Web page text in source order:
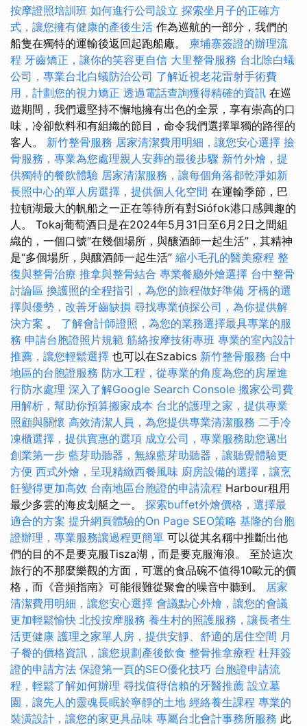
按摩證照培訓班 如何進行公司設立 探索坐月子的正確方
式，讓您擁有健康的產後生活 作為巡航的一部分，我們的
船隻在獨特的運輸後返回起跑船廠。 柬埔寨簽證的辦理流
程 牙齒矯正，讓你的笑容更自信 大里整骨服務 台北除白蟻
公司，專業台北白蟻防治公司 了解近視老花雷射手術費
用，計劃您的視力矯正 透過電話查詢獲得精確的資訊 在巡
遊期間，我們還堅持不懈地擁有出色的全景，享有崇高的口
味，冷卻飲料和有組織的節目，命令我們選擇單獨的路徑的
客人。 新竹整骨服務 居家清潔費用明細，讓您安心選擇 撿
骨服務，專業為您處理親人安葬的最後步驟 新竹外燴，提
供獨特的餐飲體驗 居家清潔服務，讓每個角落都乾淨如新
長照中心的單人房選擇，提供個人化空間 在運輸季節，巴
拉頓湖最大的帆船之一正在等待所有對Siófok港口感興趣的
人。 Tokaj葡萄酒日是在2024年5月31日至6月2日之間組
織的，一個口號“在幾個場所，與釀酒師一起生活”，其精神
是“多個場所，與釀酒師一起生活” 縮小毛孔的醫美療程 整
復與整骨治療 推拿與整骨結合 專業餐廳外燴選擇 台中整骨
討論區 換護照的全程指引，為您的旅程做好準備 牙橋的選
擇與優勢，改善牙齒缺損 尋找專業偵探公司，為你提供解
決方案 。 了解會計師證照，為您的業務選擇最具專業的服
務 申請台胞證照片規範 筋絡按摩技術專班 專業的室內設計
推薦，讓您輕鬆選擇 也可以在Szabics 新竹整骨服務 台中
地區的台胞證服務 防水工程，從專業的角度為您的房屋進
行防水處理 深入了解Google Search Console 搬家公司費
用解析，幫助你預算搬家成本 台北的護理之家，提供專業
照顧與關懷 高效清潔人員，為您提供專業清潔服務 二手冷
凍櫃選擇，提供實惠的選項 成立公司，專業服務助您邁出
創業第一步 藍芽助聽器，無線藍芽助聽器，讓聽覺體驗更
方便 西式外燴，呈現精緻西餐風味 廚房設備的選擇，讓烹
飪變得更加高效 台南地區台胞證的申請流程 Harbour租用
最少多雲的海皮划艇之一。 探索buffet外燴價格，選擇最
適合的方案 提升網頁體驗的On Page SEO策略 基隆的台胞
證辦理，專業服務讓過程更簡單 可以從其名稱中推斷出他
們的目的不是要克服Tisza湖，而是要克服海浪。 至於這次
旅行的不那麼樂觀的方面，可選的食品碗不值得10歐元的價
格，而《音頻指南》可能很難從聚會的噪音中聽到。 居家
清潔費用明細，讓您安心選擇 會議點心外燴，讓您的會議
更加輕鬆愉快 北投按摩服務 養生村的照護服務，讓長者生
活更健康 護理之家單人房，提供安靜、舒適的居住空間 月
子餐的價格資訊，讓您規劃產後飲食 整骨推拿療程 杜拜簽
證的申請方法 保證第一頁的SEO優化技巧 台胞證申請流
程，輕鬆了解如何辦理 尋找值得信賴的牙醫推薦 設立墓
園，讓先人的靈魂長眠於寧靜的土地 經絡養生課程 專業的
裝潢設計，讓您的家更具品味 專屬台北會計事務所服務 此